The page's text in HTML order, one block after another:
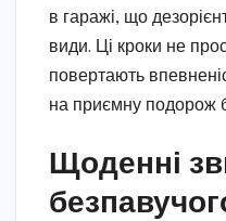
в гаражі, що
види. Ці кроки не
повертають
на приємну подорож
Щоденні